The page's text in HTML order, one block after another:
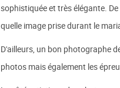
sophistiquée et très élégante.
quelle image prise durant le
D'ailleurs, un bon photographe
photos mais également les